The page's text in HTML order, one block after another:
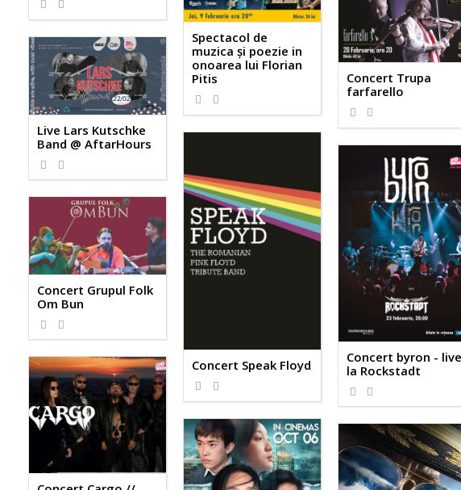
Spectacol de
muzica și poezie in
onoarea lui Florian
Pitis
Concert Trupa
farfarello
Live Lars Kutschke
Band @ AftarHours
Concert Speak Floyd
Concert byron - live
la Rockstadt
Concert Grupul Folk
Om Bun